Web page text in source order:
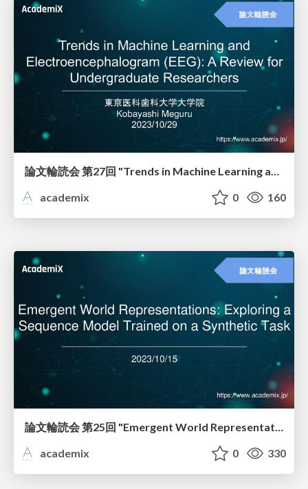
論文輪読会 第27回 "Trends in Machine Learning and Electroencephalogram (EEG): A Review for Undergraduate Researchers"
academix
0 160
論文輪読会 第25回 "Emergent World Representations: Exploring a Sequence Model Trained on a Synthetic Task"
academix
0 330